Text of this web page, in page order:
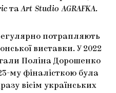
таArt Studio AGRAFKA.
потрапляють
виставки. У 2022
Поліна Дорошенко
му фіналісткою була
вісім українських